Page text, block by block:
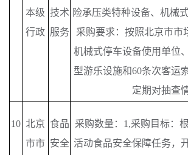
本级
行政
技术
服务
险承压类特种设备、机械
采购要求：按照北京市市
机械式停车设备使用单位
型游乐设施和60条次客运
定期对抽查
10 北京
市市
食品
安全
采购数量： 1,采购目标：
活动食品安全保障任务，